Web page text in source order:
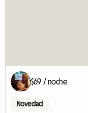
$69 / noche
Novedad